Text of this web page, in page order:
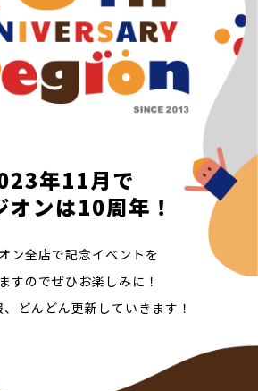
年11月で
オンは10周年！
ン全店で記念イベントを
すのでぜひお楽しみに！
どんどん更新していきます！